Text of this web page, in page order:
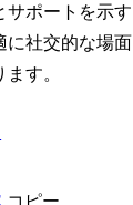
サポートを示す
に社交的な場面
す。